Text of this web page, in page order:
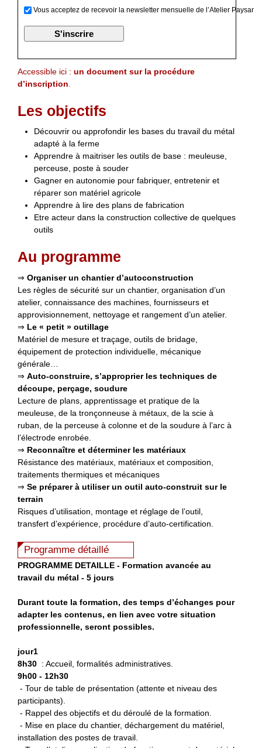
Vous acceptez de recevoir la newsletter mensuelle de l’Atelier Paysan
Accessible ici : un document sur la procédure
d’inscription
Les objectifs
Découvrir ou approfondir les bases du travail du métal
adapté à la ferme
Apprendre à maitriser les outils de base : meuleuse,
perceuse, poste à souder
Gagner en autonomie pour fabriquer, entretenir et
réparer son matériel agricole
Apprendre à lire des plans de fabrication
Etre acteur dans la construction collective de quelques
outils
Au programme
⇒ Organiser un chantier d’autoconstruction
Les règles de sécurité sur un chantier, organisation d’un
atelier, connaissance des machines, fournisseurs et
approvisionnement, nettoyage et rangement d’un atelier.
⇒ Le « petit » outillage
Matériel de mesure et traçage, outils de bridage,
équipement de protection individuelle, mécanique
générale…
⇒ Auto-construire, s’approprier les techniques de
découpe, perçage, soudure
Lecture de plans, apprentissage et pratique de la
meuleuse, de la tronçonneuse à métaux, de la scie à
ruban, de la perceuse à colonne et de la soudure à l’arc à
l’électrode enrobée.
⇒ Reconnaître et déterminer les matériaux
Résistance des matériaux, matériaux et composition,
traitements thermiques et mécaniques
⇒ Se préparer à utiliser un outil auto-construit sur le
terrain
Risques d’utilisation, montage et réglage de l’outil,
transfert d’expérience, procédure d’auto-certification.
Programme détaillé
PROGRAMME DETAILLE - Formation avancée au
travail du métal - 5 jours
Durant toute la formation, des temps d’échanges pour
adapter les contenus, en lien avec votre situation
professionnelle, seront possibles.
jour1
8h30 : Accueil, formalités administratives.
9h00 - 12h30
- Tour de table de présentation (attente et niveau des
participants).
- Rappel des objectifs et du déroulé de la formation.
- Mise en place du chantier, déchargement du matériel,
installation des postes de travail.